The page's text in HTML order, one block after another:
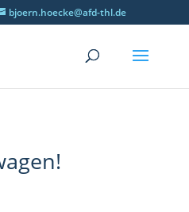
bjoern.hoecke@afd-thl.de